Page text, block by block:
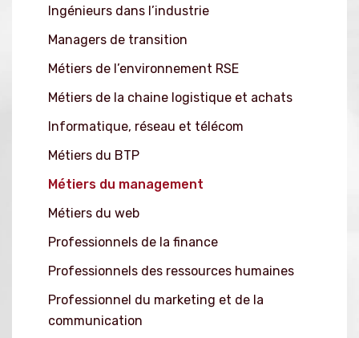
Ingénieurs dans l’industrie
Managers de transition
Métiers de l’environnement RSE
Métiers de la chaine logistique et achats
Informatique, réseau et télécom
Métiers du BTP
Métiers du management
Métiers du web
Professionnels de la finance
Professionnels des ressources humaines
Professionnel du marketing et de la
communication